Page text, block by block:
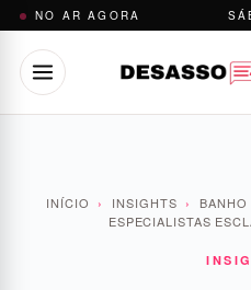
Pular
conteúdo
NO AR AGORA
INÍCIO › INSIGHTS ›
ESPECIALISTAS